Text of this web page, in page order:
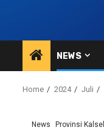
NEWS
Home 2024 Juli
News Provinsi Kalsel